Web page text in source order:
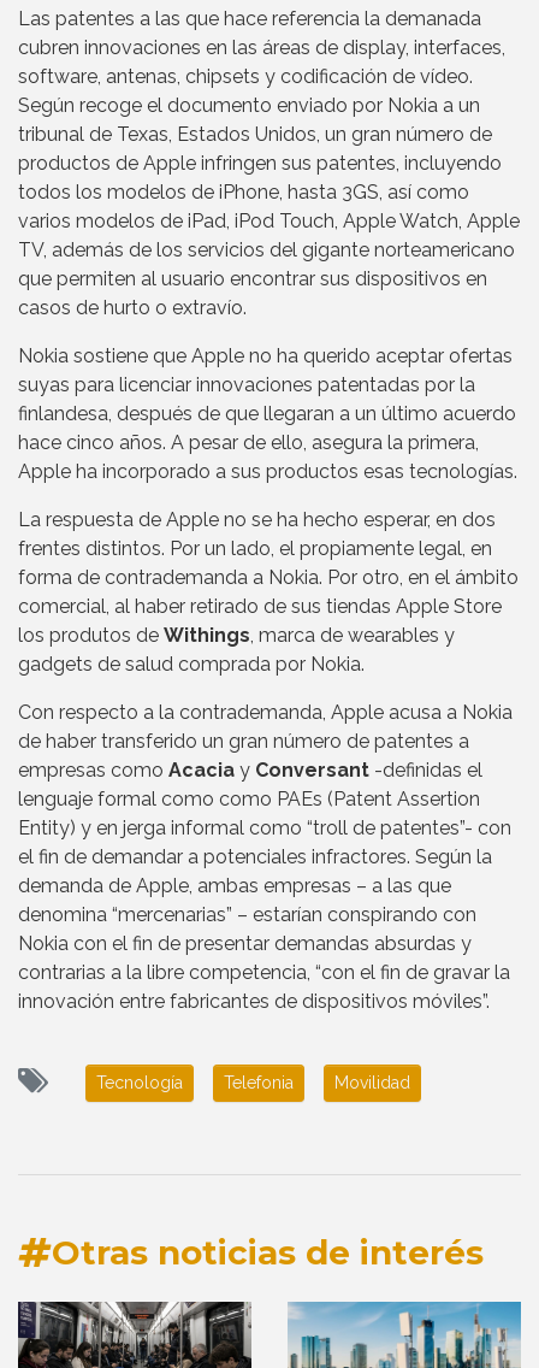
Las patentes a las que hace referencia la demanada
cubren innovaciones en las áreas de display, interfaces,
software, antenas, chipsets y codificación de vídeo.
Según recoge el documento enviado por Nokia a un
tribunal de Texas, Estados Unidos, un gran número de
productos de Apple infringen sus patentes, incluyendo
todos los modelos de iPhone, hasta 3GS, así como
varios modelos de iPad, iPod Touch, Apple Watch, Apple
TV, además de los servicios del gigante norteamericano
que permiten al usuario encontrar sus dispositivos en
casos de hurto o extravío.
Nokia sostiene que Apple no ha querido aceptar ofertas
suyas para licenciar innovaciones patentadas por la
finlandesa, después de que llegaran a un último acuerdo
hace cinco años. A pesar de ello, asegura la primera,
Apple ha incorporado a sus productos esas tecnologías.
La respuesta de Apple no se ha hecho esperar, en dos
frentes distintos. Por un lado, el propiamente legal, en
forma de contrademanda a Nokia. Por otro, en el ámbito
comercial, al haber retirado de sus tiendas Apple Store
los produtos de Withings , marca de wearables y
gadgets de salud comprada por Nokia.
Con respecto a la contrademanda, Apple acusa a Nokia
de haber transferido un gran número de patentes a
empresas como Acacia y Conversant -definidas el
lenguaje formal como como PAEs (Patent Assertion
Entity) y en jerga informal como “troll de patentes”- con
el fin de demandar a potenciales infractores. Según la
demanda de Apple, ambas empresas – a las que
denomina “mercenarias” – estarían conspirando con
Nokia con el fin de presentar demandas absurdas y
contrarias a la libre competencia, “con el fin de gravar la
innovación entre fabricantes de dispositivos móviles”.
Tecnología Telefonia Movilidad
Otras noticias de interés